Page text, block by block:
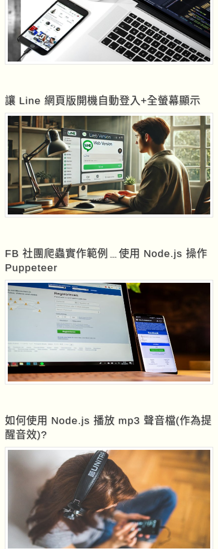
讓 Line 網頁版開機自動登入+全螢幕顯示
FB 社團爬蟲實作範例﹍使用 Node.js 操作
Puppeteer
如何使用 Node.js 播放 mp3 聲音檔(作為提
醒音效)?